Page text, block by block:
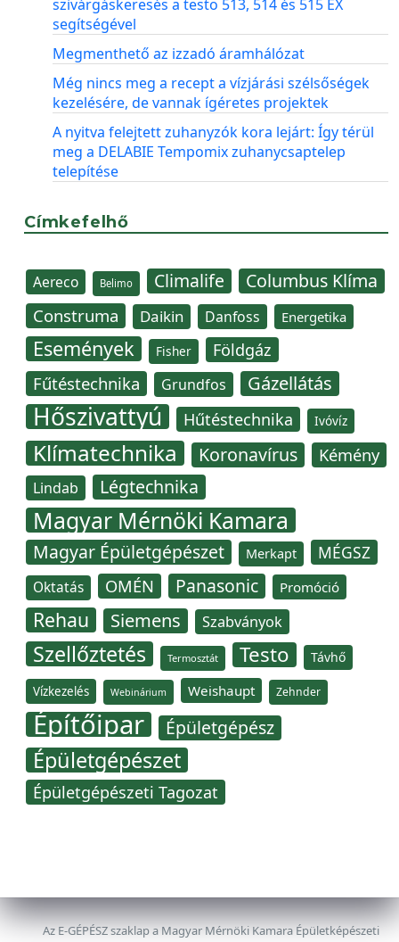
szivárgáskeresés a testo 513, 514 és 515 EX
segítségével
Megmenthető az izzadó áramhálózat
Még nincs meg a recept a vízjárási szélsőségek
kezelésére, de vannak ígéretes projektek
A nyitva felejtett zuhanyzók kora lejárt: Így térül
meg a DELABIE Tempomix zuhanycsaptelep
telepítése
Címkefelhő
Aereco Belimo Climalife Columbus Klíma
Construma Daikin Danfoss Energetika
Események Fisher Földgáz
Fűtéstechnika Grundfos Gázellátás
Hőszivattyú Hűtéstechnika Ivóvíz
Klímatechnika Koronavírus Kémény
Lindab Légtechnika
Magyar Mérnöki Kamara
Magyar Épületgépészet Merkapt MÉGSZ
Oktatás OMÉN Panasonic Promóció
Rehau Siemens Szabványok
Szellőztetés Termosztát Testo Távhő
Vízkezelés Webinárium Weishaupt Zehnder
Építőipar Épületgépész
Épületgépészet
Épületgépészeti Tagozat
Az E-GÉPÉSZ szaklap a Magyar Mérnöki Kamara Épületképészeti